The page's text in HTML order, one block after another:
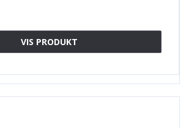
VIS PRODUKT